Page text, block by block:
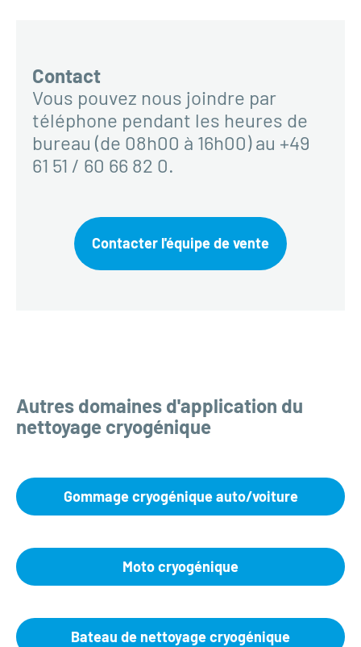
Contact
Vous pouvez nous joindre par
téléphone pendant les heures de
bureau (de 08h00 à 16h00) au +49
61 51 / 60 66 82 0.
Contacter l'équipe de vente
Autres domaines d'application du
nettoyage cryogénique
Gommage cryogénique auto/voiture
Moto cryogénique
Bateau de nettoyage cryogénique